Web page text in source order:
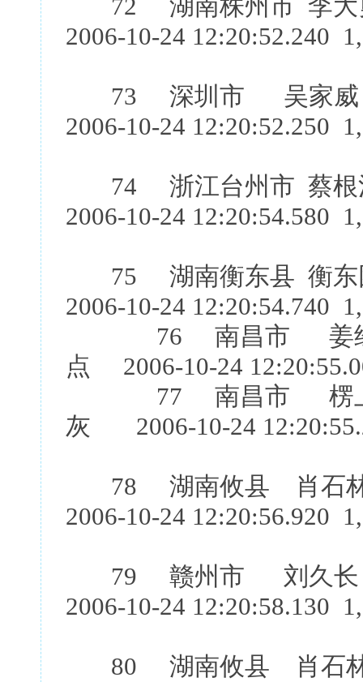
72 湖南株州市
2006-10-24 12:20:52.240
73 深圳市 吴
2006-10-24 12:20:52.250
74 浙江台州市
2006-10-24 12:20:54.580
75 湖南衡东县
2006-10-24 12:20:54.740
76 南昌市 姜
点 2006-10-24
77 南昌市 楞
灰 2006-10-24
78 湖南攸县
2006-10-24 12:20:56.920
79 赣州市 刘
2006-10-24 12:20:58.130
80 湖南攸县